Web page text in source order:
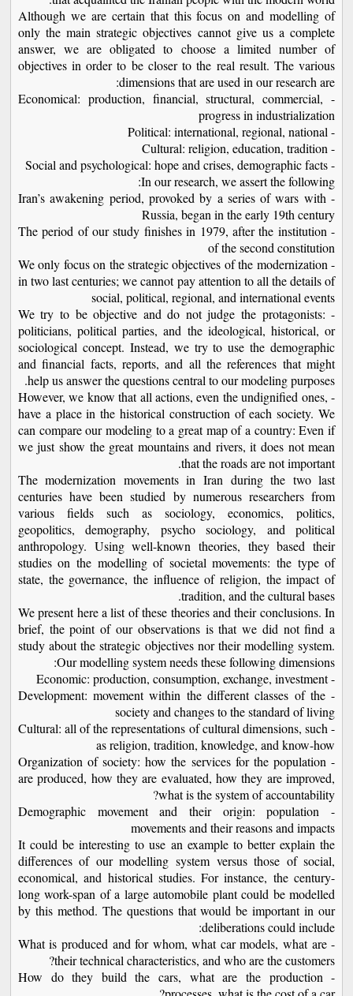
Although we are certain that this focus on and modelling of
only the main strategic objectives cannot give us a complete
answer, we are obligated to choose a limited number of
objectives in order to be closer to the real result. The various
dimensions that are used in our research are:
- Economical: production, financial, structural, commercial,
progress in industrialization
- Political: international, regional, national
- Cultural: religion, education, tradition
- Social and psychological: hope and crises, demographic facts
In our research, we assert the following:
- Iran’s awakening period, provoked by a series of wars with
Russia, began in the early 19th century
- The period of our study finishes in 1979, after the institution
of the second constitution
- We only focus on the strategic objectives of the modernization
in two last centuries; we cannot pay attention to all the details of
social, political, regional, and international events
- We try to be objective and do not judge the protagonists:
politicians, political parties, and the ideological, historical, or
sociological concept. Instead, we try to use the demographic
and financial facts, reports, and all the references that might
help us answer the questions central to our modeling purposes.
- However, we know that all actions, even the undignified ones,
have a place in the historical construction of each society. We
can compare our modeling to a great map of a country: Even if
we just show the great mountains and rivers, it does not mean
that the roads are not important.
The modernization movements in Iran during the two last
centuries have been studied by numerous researchers from
various fields such as sociology, economics, politics,
geopolitics, demography, psycho sociology, and political
anthropology. Using well-known theories, they based their
studies on the modelling of societal movements: the type of
state, the governance, the influence of religion, the impact of
tradition, and the cultural bases.
We present here a list of these theories and their conclusions. In
brief, the point of our observations is that we did not find a
study about the strategic objectives nor their modelling system.
Our modelling system needs these following dimensions:
- Economic: production, consumption, exchange, investment
- Development: movement within the different classes of the
society and changes to the standard of living
- Cultural: all of the representations of cultural dimensions, such
as religion, tradition, knowledge, and know-how
- Organization of society: how the services for the population
are produced, how they are evaluated, how they are improved,
what is the system of accountability?
- Demographic movement and their origin: population
movements and their reasons and impacts
It could be interesting to use an example to better explain the
differences of our modelling system versus those of social,
economical, and historical studies. For instance, the century-
long work-span of a large automobile plant could be modelled
by this method. The questions that would be important in our
deliberations could include:
- What is produced and for whom, what car models, what are
their technical characteristics, and who are the customers?
- How do they build the cars, what are the production